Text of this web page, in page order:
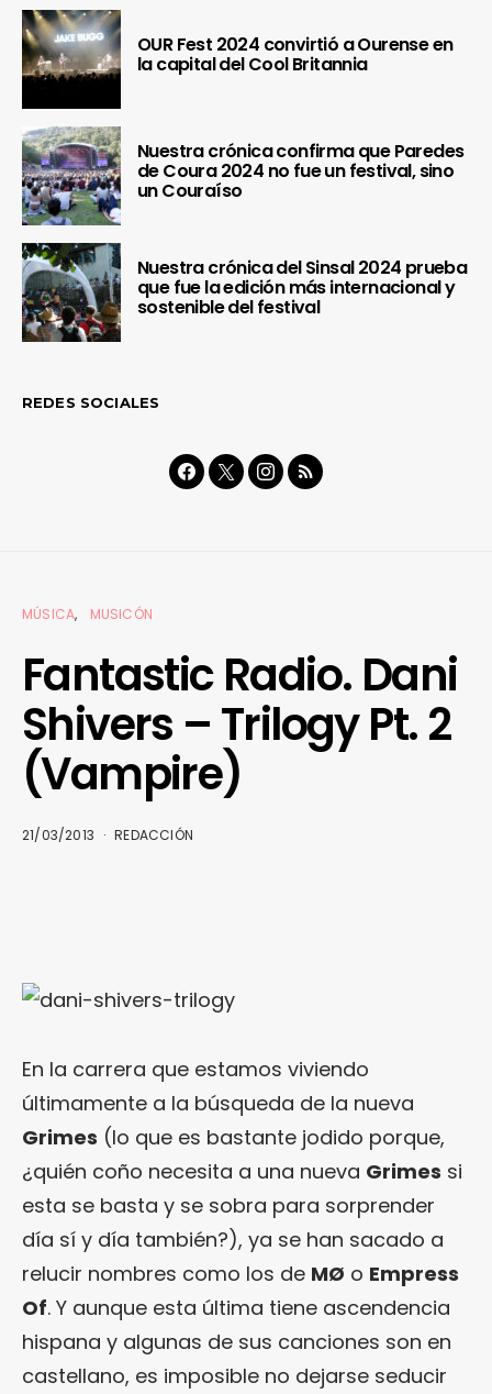
OUR Fest 2024 convirtió a Ourense en
la capital del Cool Britannia
Nuestra crónica confirma que Paredes
de Coura 2024 no fue un festival, sino
un Couraíso
Nuestra crónica del Sinsal 2024 prueba
que fue la edición más internacional y
sostenible del festival
REDES SOCIALES
MÚSICA MUSICÓN
Fantastic Radio. Dani
Shivers – Trilogy Pt. 2
(Vampire)
21/03/2013 REDACCIÓN
En la carrera que estamos viviendo
últimamente a la búsqueda de la nueva
Grimes (lo que es bastante jodido porque,
¿quién coño necesita a una nueva Grimes si
esta se basta y se sobra para sorprender
día sí y día también?), ya se han sacado a
relucir nombres como los de MØ o Empress
Of. Y aunque esta última tiene ascendencia
hispana y algunas de sus canciones son en
castellano, es imposible no dejarse seducir